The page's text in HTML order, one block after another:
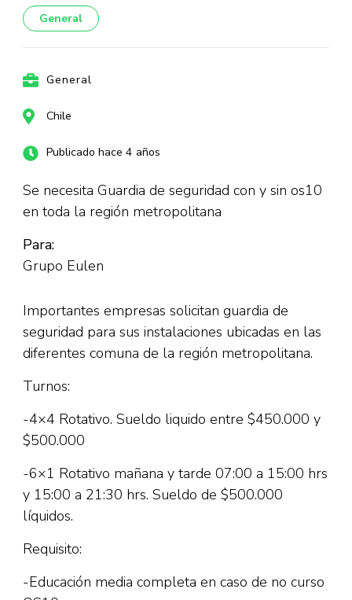
General
General
Chile
Publicado hace 4 años
Se necesita Guardia de seguridad con y sin os10
en toda la región metropolitana
Para:
Grupo Eulen
Importantes empresas solicitan guardia de
seguridad para sus instalaciones ubicadas en las
diferentes comuna de la región metropolitana.
Turnos:
-4×4 Rotativo. Sueldo liquido entre $450.000 y
$500.000
-6×1 Rotativo mañana y tarde 07:00 a 15:00 hrs
y 15:00 a 21:30 hrs. Sueldo de $500.000
líquidos.
Requisito:
-Educación media completa en caso de no curso